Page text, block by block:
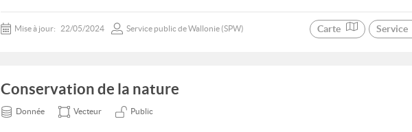
Mise à jour: 22/05/2024 Service public de Wallonie (SPW) Carte Service
Conservation de la nature
Donnée Vecteur Public